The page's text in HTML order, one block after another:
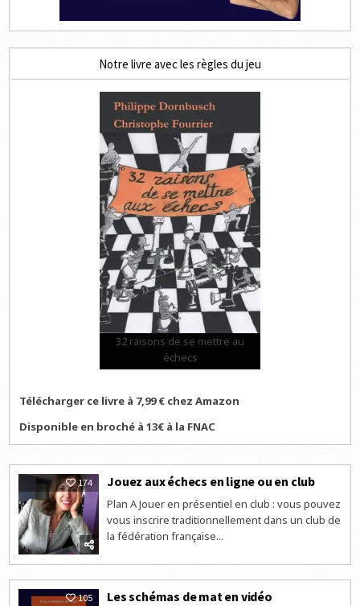
Notre livre avec les règles du jeu
32 raisons de se mettre au
échecs
Télécharger ce livre à 7,99 € chez Amazon
Disponible en broché à 13€ à la FNAC
174 Jouez aux échecs en ligne ou en club
Plan A Jouer en présentiel en club : vous pouvez
vous inscrire traditionnellement dans un club de
la fédération française...
105 Les schémas de mat en vidéo